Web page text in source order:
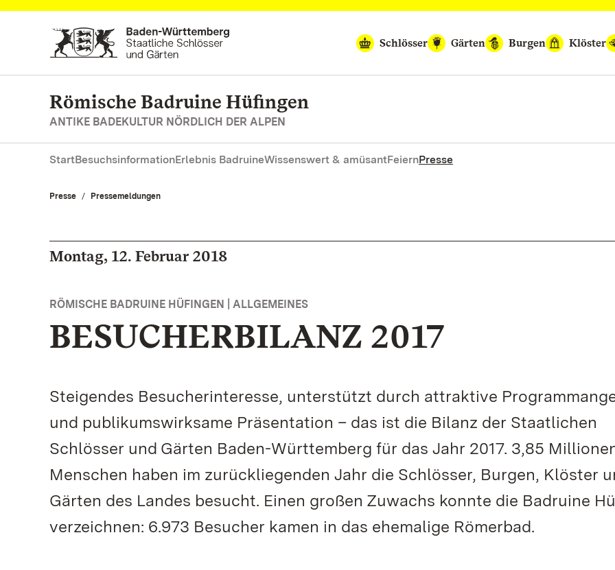
Zum Hauptinhalt springen
Schlösser
Gärten Burgen Klöster
Römische Badruine Hüfingen
ANTIKE BADEKULTUR NÖRDLICH DER ALPEN
StartBesuchsinformationErlebnis BadruineWissenswert & amüsantFeiernPresse
Presse Pressemeldungen
Montag, 12. Februar 2018
RÖMISCHE BADRUINE HÜFINGEN | ALLGEMEINES
BESUCHERBILANZ 2017
Steigendes Besucherinteresse, unterstützt durch attraktive
und publikumswirksame Präsentation – das ist die Bilanz der Staatlichen
Schlösser und Gärten Baden-Württemberg für das Jahr 2017. 3,85
Menschen haben im zurückliegenden Jahr die Schlösser, Burgen, Klöster
Gärten des Landes besucht. Einen großen Zuwachs konnte die Badruine
verzeichnen: 6.973 Besucher kamen in das ehemalige Römerbad.